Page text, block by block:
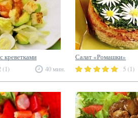
креветками
(1)
40 мин.
Салат «Ромашки»
5 (1)